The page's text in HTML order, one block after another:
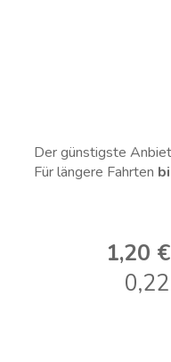
Der günstigste
Für längere Fahrten
1,20